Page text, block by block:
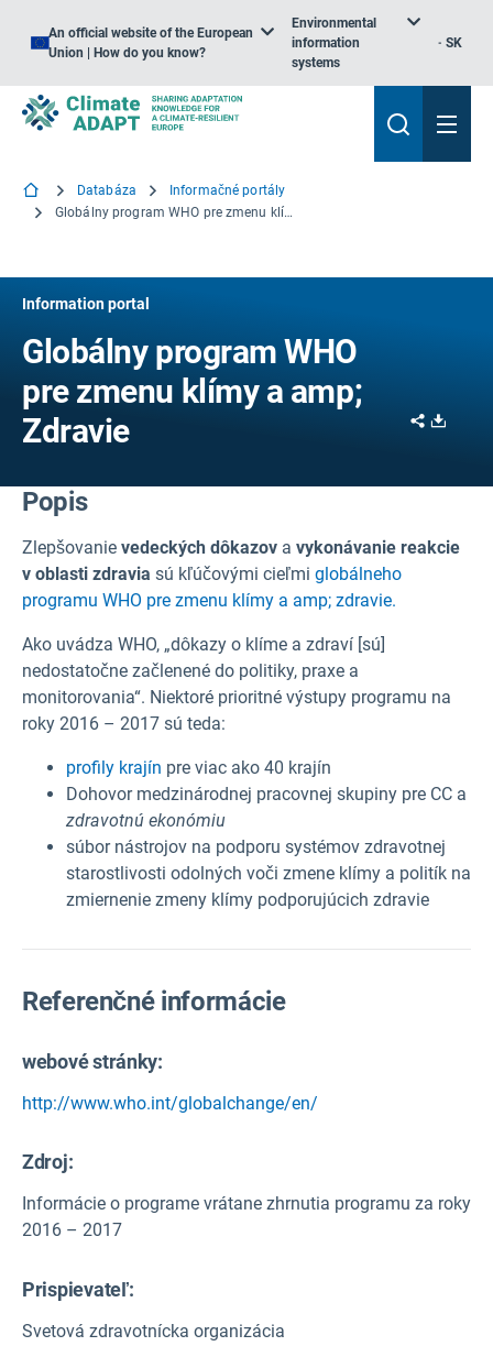
An official website of the European
Union | How do you know?
Environmental
information
systems
SK
Databáza
Informačné portály
Globálny program WHO pre zmenu klímy a amp; Zdravie
Information portal
Globálny program WHO
pre zmenu klímy a amp;
Zdravie
Share
Popis
Zlepšovanie vedeckých dôkazov a vykonávanie reakcie
v oblasti zdravia sú kľúčovými cieľmi globálneho
programu WHO pre zmenu klímy a amp; zdravie.
Ako uvádza WHO, „dôkazy o klíme a zdraví [sú]
nedostatočne začlenené do politiky, praxe a
monitorovania“. Niektoré prioritné výstupy programu na
roky 2016 – 2017 sú teda:
profily krajín pre viac ako 40 krajín
Dohovor medzinárodnej pracovnej skupiny pre CC a
zdravotnú ekonómiu
súbor nástrojov na podporu systémov zdravotnej
starostlivosti odolných voči zmene klímy a politík na
zmiernenie zmeny klímy podporujúcich zdravie
Referenčné informácie
webové stránky:
http://www.who.int/globalchange/en/
Zdroj:
Informácie o programe vrátane zhrnutia programu za roky
2016 – 2017
Prispievateľ:
Svetová zdravotnícka organizácia